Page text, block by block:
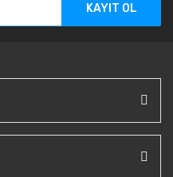
KAYIT OL